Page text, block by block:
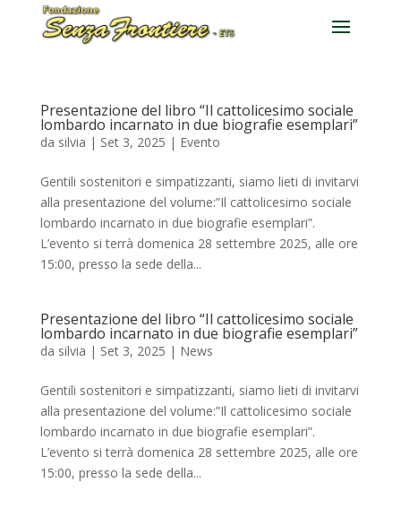
Presentazione del libro “Il cattolicesimo sociale
lombardo incarnato in due biografie esemplari”
da silvia | Set 3, 2025 | Evento
Gentili sostenitori e simpatizzanti, siamo lieti di invitarvi
alla presentazione del volume:”Il cattolicesimo sociale
lombardo incarnato in due biografie esemplari”.
L’evento si terrà domenica 28 settembre 2025, alle ore
15:00, presso la sede della...
Presentazione del libro “Il cattolicesimo sociale
lombardo incarnato in due biografie esemplari”
da silvia | Set 3, 2025 | News
Gentili sostenitori e simpatizzanti, siamo lieti di invitarvi
alla presentazione del volume:”Il cattolicesimo sociale
lombardo incarnato in due biografie esemplari”.
L’evento si terrà domenica 28 settembre 2025, alle ore
15:00, presso la sede della...